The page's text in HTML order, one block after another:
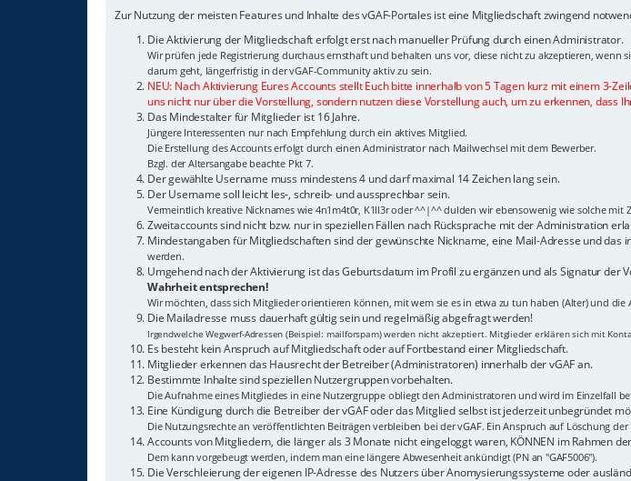
Zur Nutzung der meisten Features und Inhalte des vGAF-Portales ist eine Mitgliedschaft zwingend
Die Aktivierung der Mitgliedschaft erfolgt erst nach manueller Prüfung durch einen Administrator.
Wir prüfen jede Registrierung durchaus ernsthaft und behalten uns vor, diese nicht zu akzeptieren,
darum geht, längerfristig in der vGAF-Community aktiv zu sein.
NEU: Nach Aktivierung Eures Accounts stellt Euch bitte innerhalb von 5 Tagen kurz mit einem 3-
uns nicht nur über die Vorstellung, sondern nutzen diese Vorstellung auch, um zu erkennen, dass
Das Mindestalter für Mitglieder ist 16 Jahre.
Jüngere Interessenten nur nach Empfehlung durch ein aktives Mitglied.
Die Erstellung des Accounts erfolgt durch einen Administrator nach Mailwechsel mit dem Bewerber.
Bzgl. der Altersangabe beachte Pkt 7.
Der gewählte Username muss mindestens 4 und darf maximal 14 Zeichen lang sein.
Der Username soll leicht les-, schreib- und aussprechbar sein.
Vermeintlich kreative Nicknames wie 4n1m4t0r, K1ll3r oder ^^|^^ dulden wir ebensowenig wie solche mit
Zweitaccounts sind nicht bzw. nur in speziellen Fällen nach Rücksprache mit der Administration
Mindestangaben für Mitgliedschaften sind der gewünschte Nickname, eine Mail-Adresse und das
werden.
Umgehend nach der Aktivierung ist das Geburtsdatum im Profil zu ergänzen und als Signatur der
Wahrheit entsprechen!
Wir möchten, dass sich Mitglieder orientieren können, mit wem sie es in etwa zu tun haben (Alter) und
Die Mailadresse muss dauerhaft gültig sein und regelmäßig abgefragt werden!
Irgendwelche Wegwerf-Adressen (Beispiel: mailforspam) werden nicht akzeptiert. Mitglieder erklären sich mit
Es besteht kein Anspruch auf Mitgliedschaft oder auf Fortbestand einer Mitgliedschaft.
Mitglieder erkennen das Hausrecht der Betreiber (Administratoren) innerhalb der vGAF an.
Bestimmte Inhalte sind speziellen Nutzergruppen vorbehalten.
Die Aufnahme eines Mitgliedes in eine Nutzergruppe obliegt den Administratoren und wird im Einzelfall
Eine Kündigung durch die Betreiber der vGAF oder das Mitglied selbst ist jederzeit unbegründet
Die Nutzungsrechte an veröffentlichten Beiträgen verbleiben bei der vGAF. Ein Anspruch auf Löschung
Accounts von Mitgliedern, die länger als 3 Monate nicht eingeloggt waren, KÖNNEN im Rahmen
Dem kann vorgebeugt werden, indem man eine längere Abwesenheit ankündigt (PN an "GAF5006").
Die Verschleierung der eigenen IP-Adresse des Nutzers über Anomysierungssysteme oder